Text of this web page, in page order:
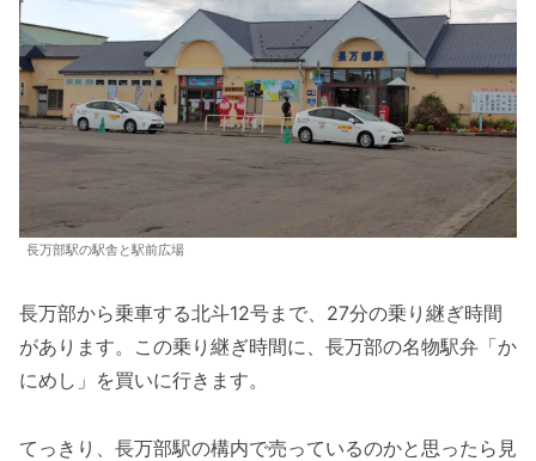
長万部駅の駅舎と駅前広場
長万部から乗車する北斗12号まで、27分の乗り継ぎ時間
があります。この乗り継ぎ時間に、長万部の名物駅弁「か
にめし」を買いに行きます。
てっきり、長万部駅の構内で売っているのかと思ったら見